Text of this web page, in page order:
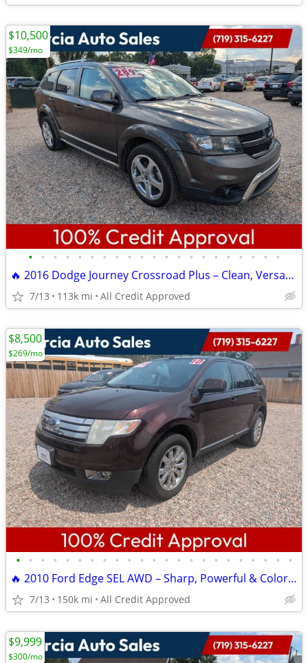
• • • • • • • • • • • • • • • • • • • • •
🔥 2016 Dodge Journey Crossroad Plus – Clean, Versatile & Road-Ready!
7/13 113k mi All Credit Approved
$10,500
$349/mo
• • • • • • • • • • • • • • • • • • • • • • •
🔥 2010 Ford Edge SEL AWD – Sharp, Powerful & Colorado-Ready! 🔥
7/13 150k mi All Credit Approved
$8,500
$269/mo
$9,999
$300/mo